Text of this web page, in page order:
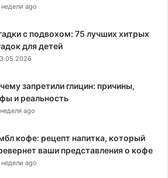
недели ago
с подвохом: 75 лучших хитрых
для детей
запретили глицин: причины,
и реальность
ago
кофе: рецепт напитка, который
ваши представления о кофе
недели ago